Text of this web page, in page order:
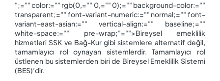
";="" color:="" rgb(0,="" 0,="" 0);="" background-color:=""
transparent;="" font-variant-numeric:="" normal;="" font-
variant-east-asian:="" vertical-align:="" baseline;=""
white-space:="" pre-wrap;"="">Bireysel emeklilik
hizmetleri SSK ve Bağ-Kur gibi sistemlere alternatif değil,
tamamlayıcı rol oynayan sistemlerdir. Tamamlayıcı rol
üstlenen bu sistemlerden biri de Bireysel Emeklilik Sistemi
(BES)’dir.